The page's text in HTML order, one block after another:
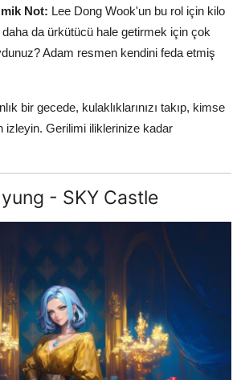
Not: Lee Dong Wook'un bu rol için kilo
da ürkütücü hale getirmek için çok
Adam resmen kendini feda etmiş
bir gecede, kulaklıklarınızı takıp, kimse
izleyin. Gerilimi iliklerinize kadar
- SKY Castle